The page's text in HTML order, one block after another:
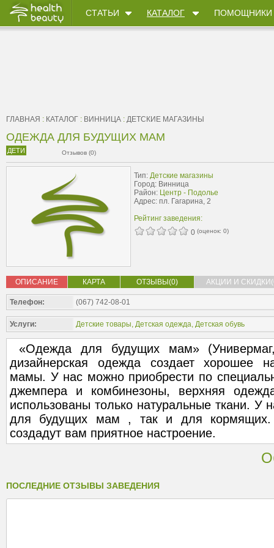
СТАТЬИ КАТАЛОГ ПОМОЩНИКИ
ГЛАВНАЯ : КАТАЛОГ : ВИННИЦА : ДЕТСКИЕ МАГАЗИНЫ
ОДЕЖДА ДЛЯ БУДУЩИХ МАМ
ДЕТИ Отзывов (0)
Тип: Детские магазины
Город: Винница
Район: Центр - Подолье
Адрес: пл. Гагарина, 2
Рейтинг заведения:
0 (оценок: 0)
ОПИСАНИЕ КАРТА ОТЗЫВЫ(0) АКЦИИ И
Телефон: (067) 742-08-01
Услуги: Детские товары, Детская одежда, Детская обувь
«Одежда для будущих мам»
дизайнерская одежда создает хорошее
мамы. У нас можно приобрести по
джемпера и комбинезоны, верхняя
использованы только натуральные ткани. У
для будущих мам , так и для
создадут вам приятное настроение.
ПОСЛЕДНИЕ ОТЗЫВЫ ЗАВЕДЕНИЯ